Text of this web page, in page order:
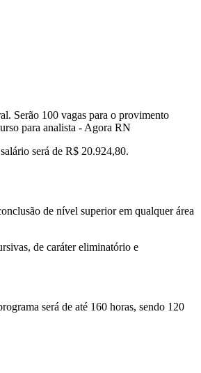
Serão 100 vagas para o provimento
será de R$ 20.924,80.
de nível superior em qualquer área
de caráter eliminatório e
será de até 160 horas, sendo 120